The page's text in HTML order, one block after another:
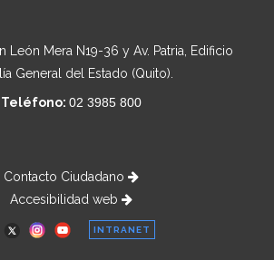
León Mera N19-36 y Av. Patria, Edificio
General del Estado (Quito).
Teléfono: 02 3985 800
Contacto Ciudadano
Accesibilidad web
INTRANET